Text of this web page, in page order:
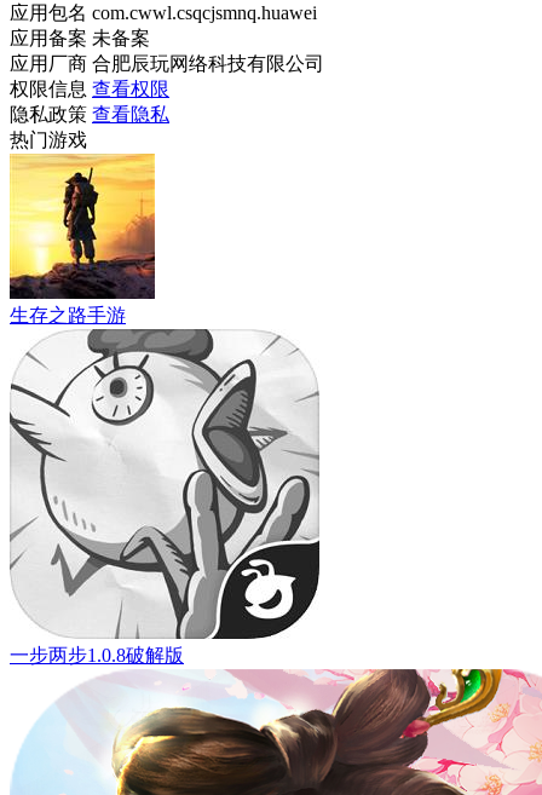
应用包名 com.cwwl.csqcjsmnq.huawei
应用备案 未备案
应用厂商 合肥辰玩网络科技有限公司
权限信息 查看权限
隐私政策 查看隐私
热门游戏
生存之路手游
一步两步1.0.8破解版